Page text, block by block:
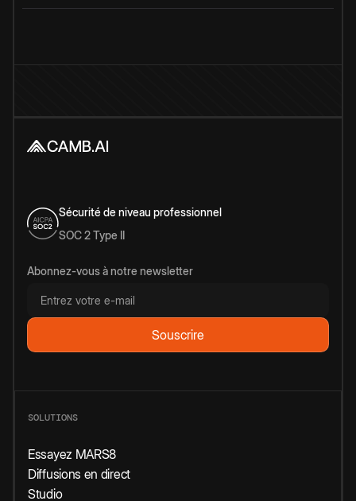
Sécurité de niveau professionnel
SOC 2 Type II
Abonnez-vous à notre newsletter
SOLUTIONS
Essayez MARS8
Diffusions en direct
Studio